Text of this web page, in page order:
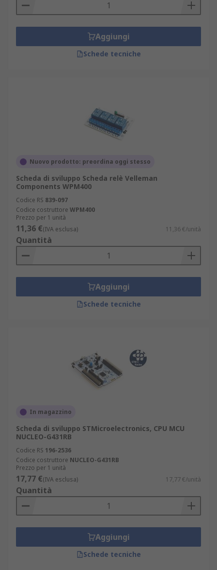
Aggiungi
Schede tecniche
Nuovo prodotto: preordina oggi stesso
Scheda di sviluppo Scheda relè Velleman
Components WPM400
Codice RS 839-097
Codice costruttore WPM400
Prezzo per 1 unità
11,36 €(IVA esclusa) 11,36 €/unità
Quantità
Aggiungi
Schede tecniche
In magazzino
Scheda di sviluppo STMicroelectronics, CPU MCU
NUCLEO-G431RB
Codice RS 196-2536
Codice costruttore NUCLEO-G431RB
Prezzo per 1 unità
17,77 €(IVA esclusa) 17,77 €/unità
Quantità
Aggiungi
Schede tecniche